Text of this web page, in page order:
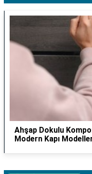
Ahşap Dokulu
Modern Kapı